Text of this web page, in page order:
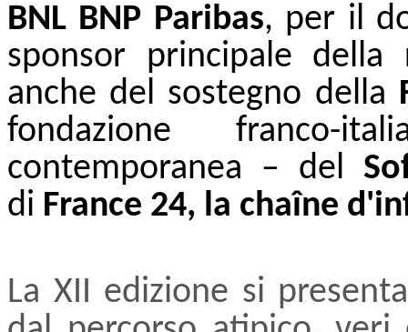
BNL BNP Paribas, per il
sponsor principale della
anche del sostegno della
fondazione franco-
contemporanea – del
di France 24, la chaîne
La XII edizione si